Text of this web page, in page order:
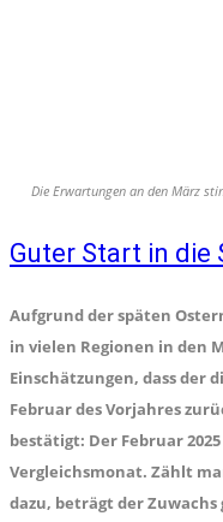
Die Erwartungen an den März
Guter Start in die
Aufgrund der späten
in vielen Regionen in den
Einschätzungen, dass der
Februar des Vorjahres
bestätigt: Der Februar
Vergleichsmonat. Zählt
dazu, beträgt der Zuwachs